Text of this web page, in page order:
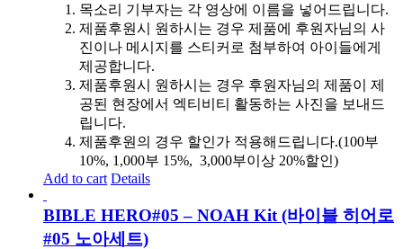
목소리 기부자는 각 영상에 이름을 넣어드립니다.
제품후원시 원하시는 경우 제품에 후원자님의 사
진이나 메시지를 스티커로 첨부하여 아이들에게
제공합니다.
제품후원시 원하시는 경우 후원자님의 제품이 제
공된 현장에서 엑티비티 활동하는 사진을 보내드
립니다.
제품후원의 경우 할인가 적용해드립니다.(100부
10%, 1,000부 15%, 3,000부이상 20%할인)
Add to cart Details
BIBLE HERO#05 – NOAH Kit (바이블 히어로
#05 노아세트)